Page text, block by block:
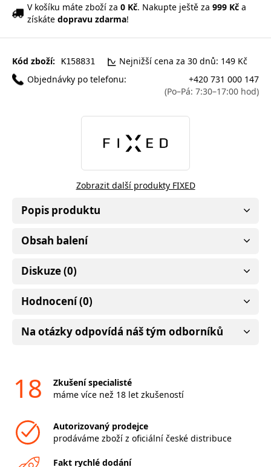
V košíku máte zboží za 0 Kč. Nakupte ještě za 999 Kč a
získáte dopravu zdarma!
Kód zboží: K158831
Nejnižší cena za 30 dnů: 149 Kč
Objednávky po telefonu:
+420 731 000 147
(Po–Pá: 7:30–17:00 hod)
Zobrazit další produkty FIXED
Popis produktu
Obsah balení
Diskuze (0)
Hodnocení (0)
Na otázky odpovídá náš tým odborníků
18
Zkušení specialisté
máme více než 18 let zkušeností
Autorizovaný prodejce
prodáváme zboží z oficiální české distribuce
Fakt rychlé dodání